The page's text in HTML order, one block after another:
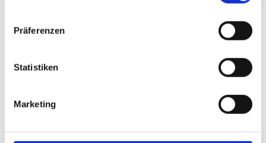
Präferenzen
Statistiken
Marketing
Fotos können Sie direkt hier hochladen oder auch per Mail an